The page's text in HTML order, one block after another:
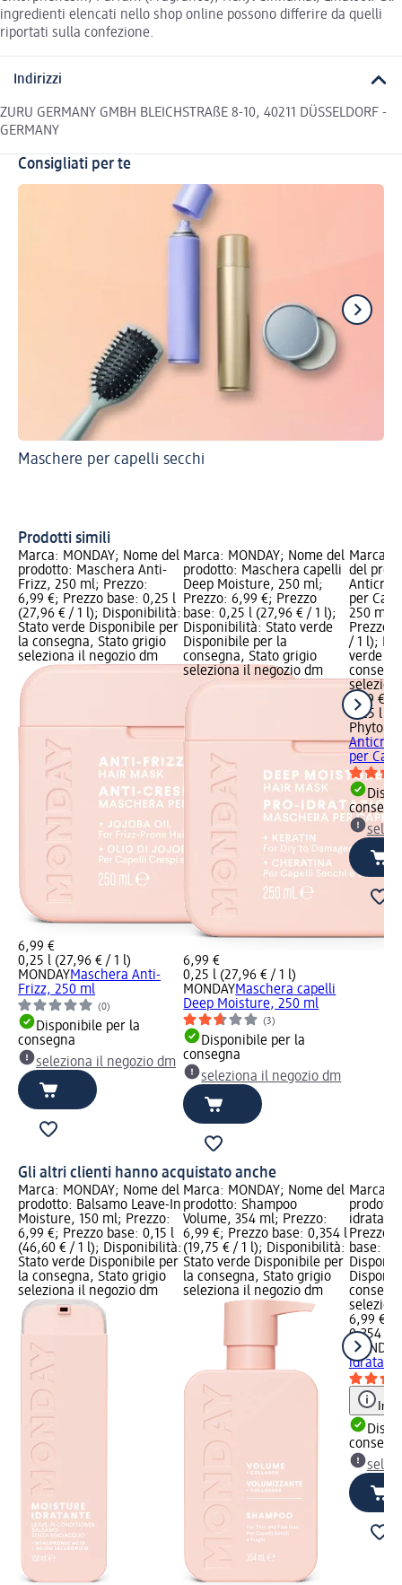
ingredienti elencati nello shop online possono differire da quelli
riportati sulla confezione.
Indirizzi
ZURU GERMANY GMBH BLEICHSTRAßE 8-10, 40211 DÜSSELDORF -
GERMANY
Consigliati per te
Maschere per capelli secchi
Prodotti simili
Marca: MONDAY; Nome del
prodotto: Maschera Anti-
Frizz, 250 ml; Prezzo:
6,99 €; Prezzo base: 0,25 l
(27,96 € / 1 l); Disponibilità:
Stato verde Disponibile per
la consegna, Stato grigio
seleziona il negozio dm
6,99 €
0,25 l (27,96 € / 1 l)
MONDAYMaschera Anti-
Frizz, 250 ml
(0)
Disponibile per la
consegna
seleziona il negozio dm
Marca: MONDAY; Nome del
prodotto: Maschera capelli
Deep Moisture, 250 ml;
Prezzo: 6,99 €; Prezzo
base: 0,25 l (27,96 € / 1 l);
Disponibilità: Stato verde
Disponibile per la
consegna, Stato grigio
seleziona il negozio dm
6,99 €
0,25 l (27,96 € / 1 l)
MONDAYMaschera capelli
Deep Moisture, 250 ml
(3)
Disponibile per la
consegna
seleziona il negozio dm
Marca:
del
per
250 ml;
Prezzo
/ 1 l);
verde
7,99 €
0,25 l
per
Gli altri clienti hanno acquistato anche
Marca: MONDAY; Nome del
prodotto: Balsamo Leave-In
Moisture, 150 ml; Prezzo:
6,99 €; Prezzo base: 0,15 l
(46,60 € / 1 l); Disponibilità:
Stato verde Disponibile per
la consegna, Stato grigio
seleziona il negozio dm
Marca: MONDAY; Nome del
prodotto: Shampoo
Volume, 354 ml; Prezzo:
6,99 €; Prezzo base: 0,354 l
(19,75 € / 1 l); Disponibilità:
Stato verde Disponibile per
la consegna, Stato grigio
seleziona il negozio dm
Marca:
Prezzo:
base:
6,99 €
0,354 l
MONDAY